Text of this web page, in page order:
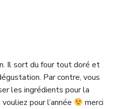
Il sort du four tout doré et
Par contre, vous
les ingrédients pour la
pour l’année
merci